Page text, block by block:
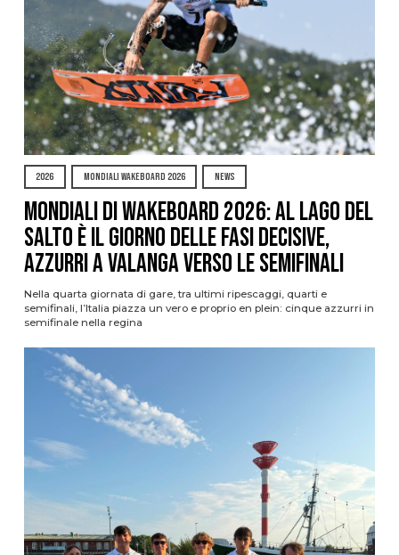
2026 MONDIALI WAKEBOARD 2026 NEWS
Mondiali di Wakeboard 2026: al Lago del
Salto è il giorno delle fasi decisive,
azzurri a valanga verso le semifinali
Nella quarta giornata di gare, tra ultimi ripescaggi, quarti e
semifinali, l’Italia piazza un vero e proprio en plein: cinque azzurri in
semifinale nella regina